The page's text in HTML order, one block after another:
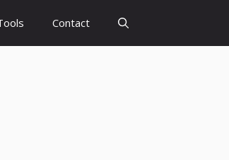
Contact